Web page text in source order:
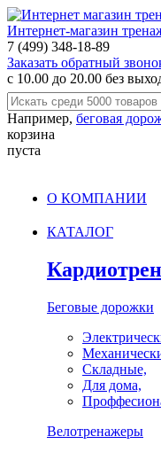
Интернет-магазин
7 (499) 348-18-89
Заказать обратный
с 10.00 до 20.00 без
Например, беговая
корзина
пуста
О КОМПАНИИ
КАТАЛОГ
Беговые дорожки
Складные,
Для дома,
Велотренажеры